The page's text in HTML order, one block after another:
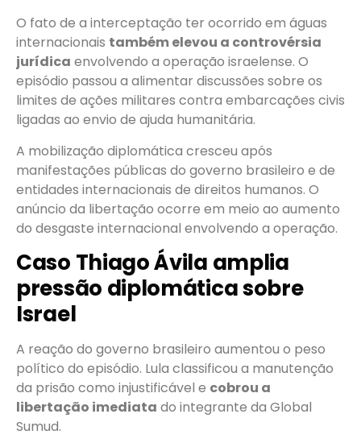
O fato de a interceptação ter ocorrido em águas
internacionais também elevou a controvérsia
jurídica envolvendo a operação israelense. O
episódio passou a alimentar discussões sobre os
limites de ações militares contra embarcações civis
ligadas ao envio de ajuda humanitária.
A mobilização diplomática cresceu após
manifestações públicas do governo brasileiro e de
entidades internacionais de direitos humanos. O
anúncio da libertação ocorre em meio ao aumento
do desgaste internacional envolvendo a operação.
Caso Thiago Ávila amplia
pressão diplomática sobre
Israel
A reação do governo brasileiro aumentou o peso
político do episódio. Lula classificou a manutenção
da prisão como injustificável e cobrou a
libertação imediata do integrante da Global
Sumud.